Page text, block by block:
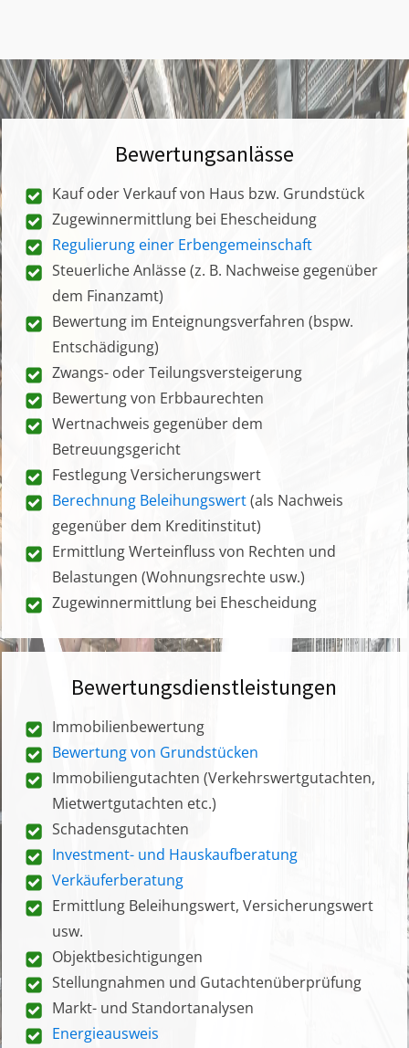
Bewertungsanlässe
Kauf oder Verkauf von Haus bzw. Grundstück
Zugewinnermittlung bei Ehescheidung
Regulierung einer Erbengemeinschaft
Steuerliche Anlässe (z. B. Nachweise gegenüber
dem Finanzamt)
Bewertung im Enteignungsverfahren (bspw.
Entschädigung)
Zwangs- oder Teilungsversteigerung
Bewertung von Erbbaurechten
Wertnachweis gegenüber dem
Betreuungsgericht
Festlegung Versicherungswert
Berechnung Beleihungswert(als Nachweis
gegenüber dem Kreditinstitut)
Ermittlung Werteinfluss von Rechten und
Belastungen (Wohnungsrechte usw.)
Zugewinnermittlung bei Ehescheidung
Bewertungsdienstleistungen
Immobilienbewertung
Bewertung von Grundstücken
Immobiliengutachten (Verkehrswertgutachten,
Mietwertgutachten etc.)
Schadensgutachten
Investment- und Hauskaufberatung
Verkäuferberatung
Ermittlung Beleihungswert, Versicherungswert
usw.
Objektbesichtigungen
Stellungnahmen und Gutachtenüberprüfung
Markt- und Standortanalysen
Energieausweis